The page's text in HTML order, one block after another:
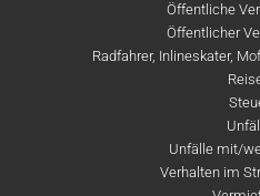
Öffentliche
Öffentlicher
Radfahrer, Inlineskater,
Unfälle mit/
Verhalten im